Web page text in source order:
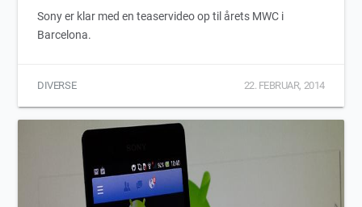
Sony er klar med en teaservideo op til årets MWC i
Barcelona.
DIVERSE 22. FEBRUAR, 2014